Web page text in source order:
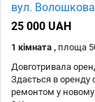
вул.
25 000 UAH
1 кімната , площа
Довготривала
Здається в оренду
ремонтом у новому